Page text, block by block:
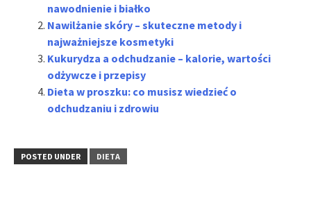
nawodnienie i białko
Nawilżanie skóry – skuteczne metody i
najważniejsze kosmetyki
Kukurydza a odchudzanie – kalorie, wartości
odżywcze i przepisy
Dieta w proszku: co musisz wiedzieć o
odchudzaniu i zdrowiu
POSTED UNDER DIETA